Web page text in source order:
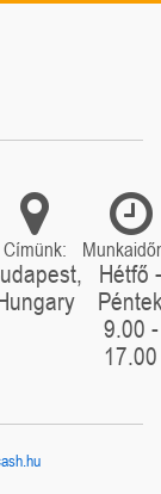
Címünk:
Hétfő -
9.00 -
17.00